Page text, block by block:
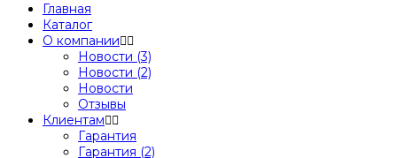
Главная
Каталог
О компании
Новости (3)
Новости (2)
Новости
Отзывы
Клиентам
Гарантия
Гарантия (2)